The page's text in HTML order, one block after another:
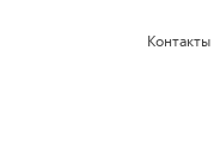
Контакты